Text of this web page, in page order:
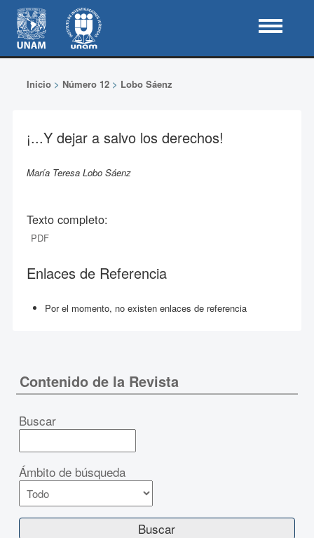
Inicio> Número 12> Lobo Sáenz
¡...Y dejar a salvo los derechos!
María Teresa Lobo Sáenz
Texto completo:
PDF
Enlaces de Referencia
Por el momento, no existen enlaces de referencia
Contenido de la Revista
Buscar
Ámbito de búsqueda